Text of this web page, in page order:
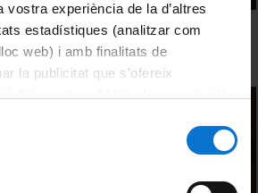
vostra experiència de la d’altres
estadístiques (analitzar com
web) i amb finalitats de
la publicitat que s’ofereix
de galetes del lloc web de la
para un Futuro Sostenible: En
y Empresas